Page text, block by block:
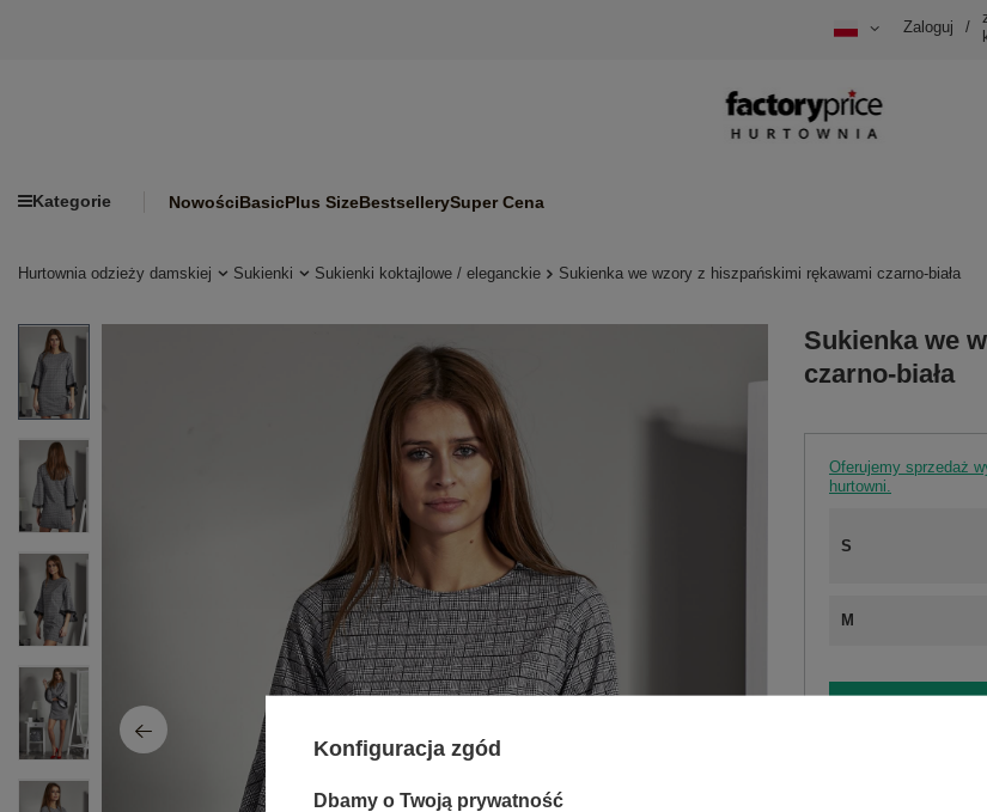
Zaloguj /
Kategorie NowościBasicPlus SizeBestsellerySuper Cena
Hurtownia odzieży damskiej Sukienki Sukienki koktajlowe / eleganckie Sukienka we wzory z hiszpańskimi rękawami czarno-biała
Sukienka we
czarno-biała
Oferujemy sprzedaż
hurtowni.
S
M
Konfiguracja zgód
Dbamy o Twoją prywatność